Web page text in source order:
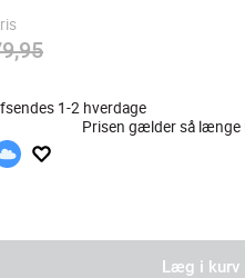
1-2 hverdage
Prisen gælder så længe
Læg i kurv